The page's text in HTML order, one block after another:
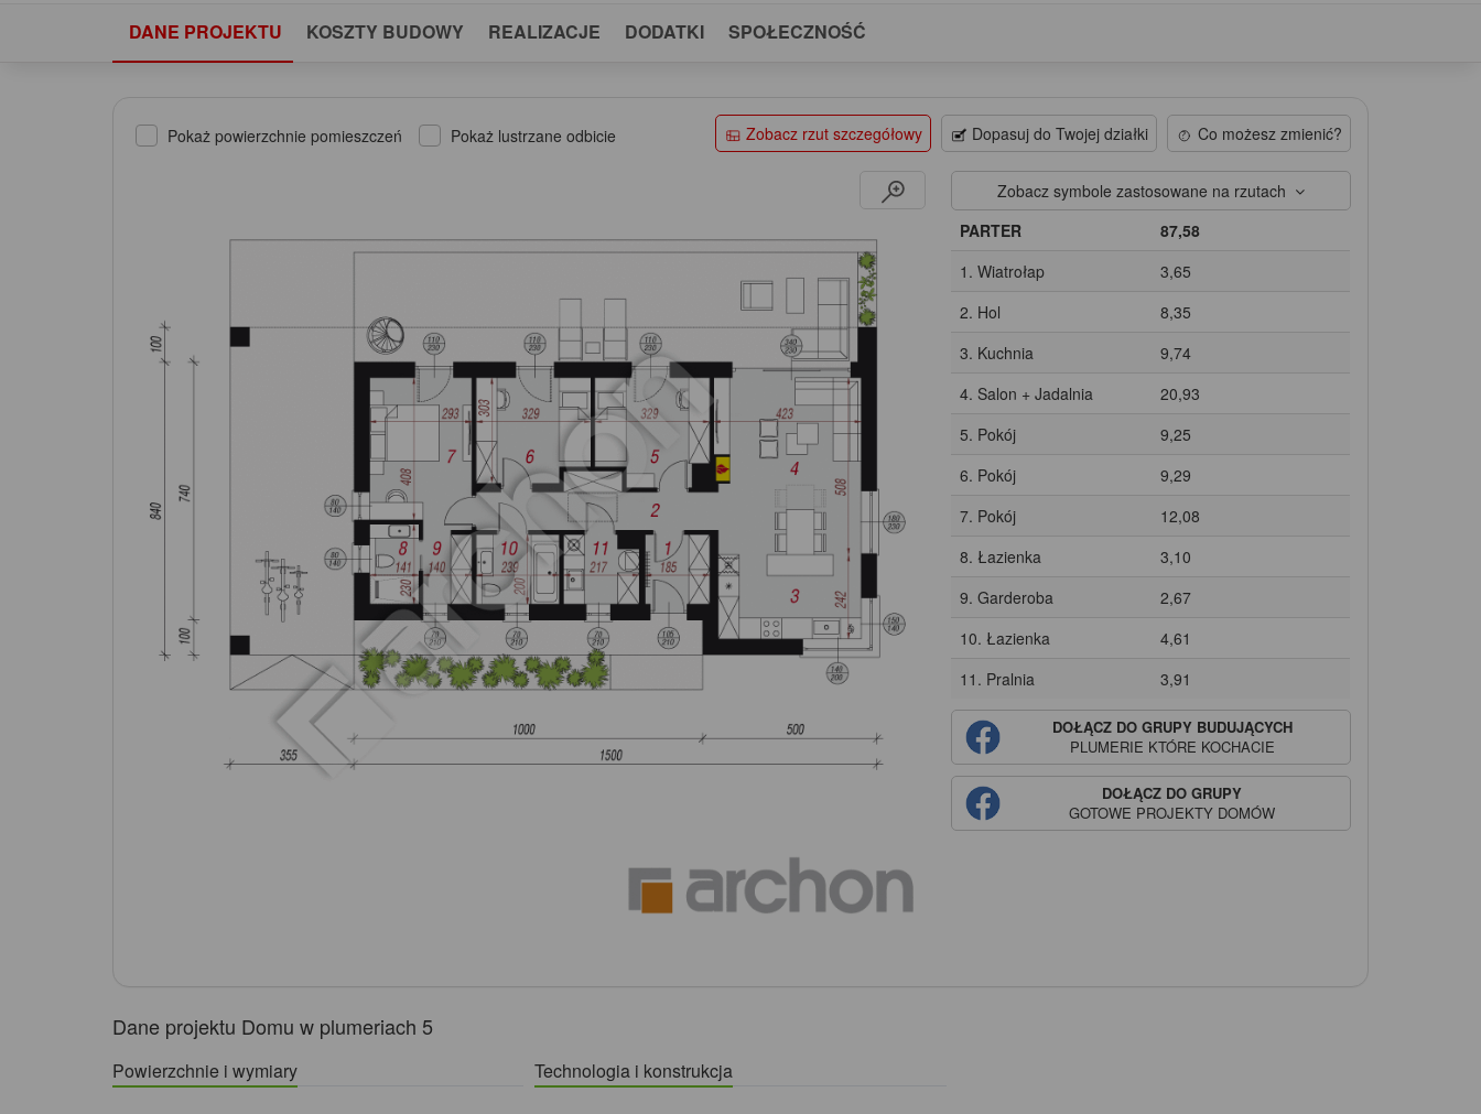
DANE PROJEKTU KOSZTY BUDOWY REALIZACJE DODATKI SPOŁECZNOŚĆ
Pokaż powierzchnie pomieszczeń Pokaż lustrzane odbicie Zobacz rzut szczegółowy Dopasuj do Twojej działki Co możesz zmienić?
Zobacz symbole zastosowane na rzutach
PARTER
87,58
1. Wiatrołap
3,65
2. Hol
8,35
3. Kuchnia
9,74
4. Salon + Jadalnia
20,93
5. Pokój
9,25
6. Pokój
9,29
7. Pokój
12,08
8. Łazienka
3,10
9. Garderoba
2,67
10. Łazienka
4,61
11. Pralnia
3,91
DOŁĄCZ DO GRUPY BUDUJĄCYCH
PLUMERIE KTÓRE KOCHACIE
DOŁĄCZ DO GRUPY
GOTOWE PROJEKTY DOMÓW
Dane projektu Domu w plumeriach 5
Powierzchnie i wymiary Technologia i konstrukcja